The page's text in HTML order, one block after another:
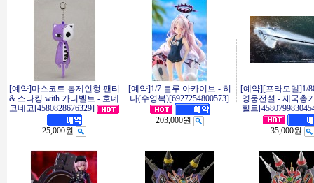
[예약]마스코트 봉제인형 팬티
& 스타킹 with 가터벨트 - 호네
코네코[4580828676329]
25,000원
[예약]1/7 블루 아카이브 - 히
나(수영복)[6927254800573]
203,000원
[예약][프라모델]1/
영웅전설 - 제국총
힐트
35,000원